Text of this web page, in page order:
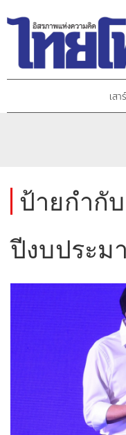
เส
ป้ายกำกับ
ปีงบประม